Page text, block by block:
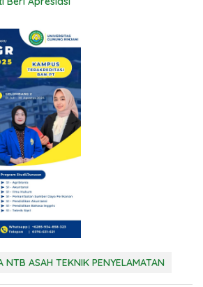
NTB ASAH TEKNIK PENYELAMATAN